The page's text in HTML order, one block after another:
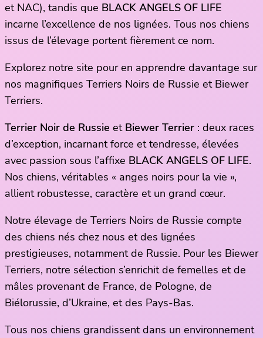
et NAC), tandis que BLACK ANGELS OF LIFE
incarne l’excellence de nos lignées. Tous nos chiens
issus de l’élevage portent fièrement ce nom.
Explorez notre site pour en apprendre davantage sur
nos magnifiques Terriers Noirs de Russie et Biewer
Terriers.
Terrier Noir de Russie et Biewer Terrier : deux races
d’exception, incarnant force et tendresse, élevées
avec passion sous l’affixe BLACK ANGELS OF LIFE.
Nos chiens, véritables « anges noirs pour la vie »,
allient robustesse, caractère et un grand cœur.
Notre élevage de Terriers Noirs de Russie compte
des chiens nés chez nous et des lignées
prestigieuses, notamment de Russie. Pour les Biewer
Terriers, notre sélection s’enrichit de femelles et de
mâles provenant de France, de Pologne, de
Biélorussie, d’Ukraine, et des Pays-Bas.
Tous nos chiens grandissent dans un environnement